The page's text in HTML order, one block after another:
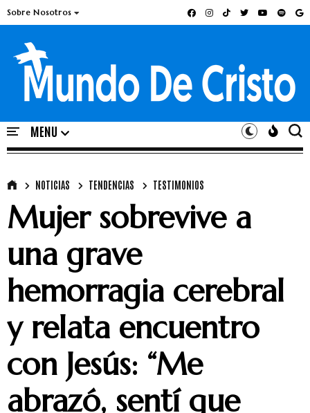
Sobre Nosotros
NOTICIAS TENDENCIAS TESTIMONIOS
Mujer sobrevive a
una grave
hemorragia cerebral
y relata encuentro
con Jesús: “Me
abrazó, sentí que